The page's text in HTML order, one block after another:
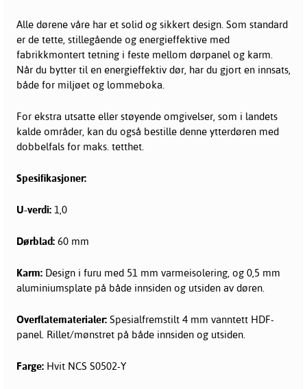
Alle dørene våre har et solid og sikkert design. Som standard
er de tette, stillegående og energieffektive med
fabrikkmontert tetning i feste mellom dørpanel og karm.
Når du bytter til en energieffektiv dør, har du gjort en innsats,
både for miljøet og lommeboka.
For ekstra utsatte eller støyende omgivelser, som i landets
kalde områder, kan du også bestille denne ytterdøren med
dobbelfals for maks. tetthet.
Spesifikasjoner:
U-verdi: 1,0
Dørblad: 60 mm
Karm: Design i furu med 51 mm varmeisolering, og 0,5 mm
aluminiumsplate på både innsiden og utsiden av døren.
Overflatematerialer: Spesialfremstilt 4 mm vanntett HDF-
panel. Rillet/mønstret på både innsiden og utsiden.
Farge: Hvit NCS S0502-Y